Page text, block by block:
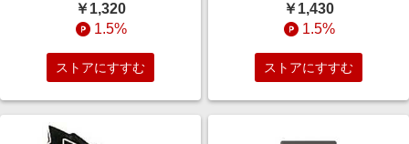
￥1,320
1.5%
ストアにすすむ
￥1,430
1.5%
ストアにすすむ